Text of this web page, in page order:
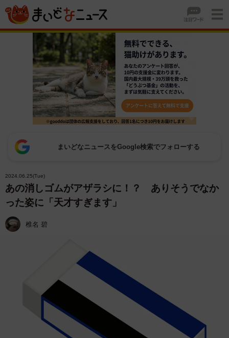
まいどなニュースをGoogle検索でフォローする
2024.06.25(Tue)
あの消しゴムがアザラシに！？ ありそうでなか
った姿に「天才すぎます」
椎名 碧